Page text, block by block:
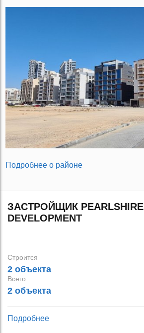
Подробнее о районе
ЗАСТРОЙЩИК PEARLSHIRE
DEVELOPMENT
Строится
2 объекта
Всего
2 объекта
Подробнее